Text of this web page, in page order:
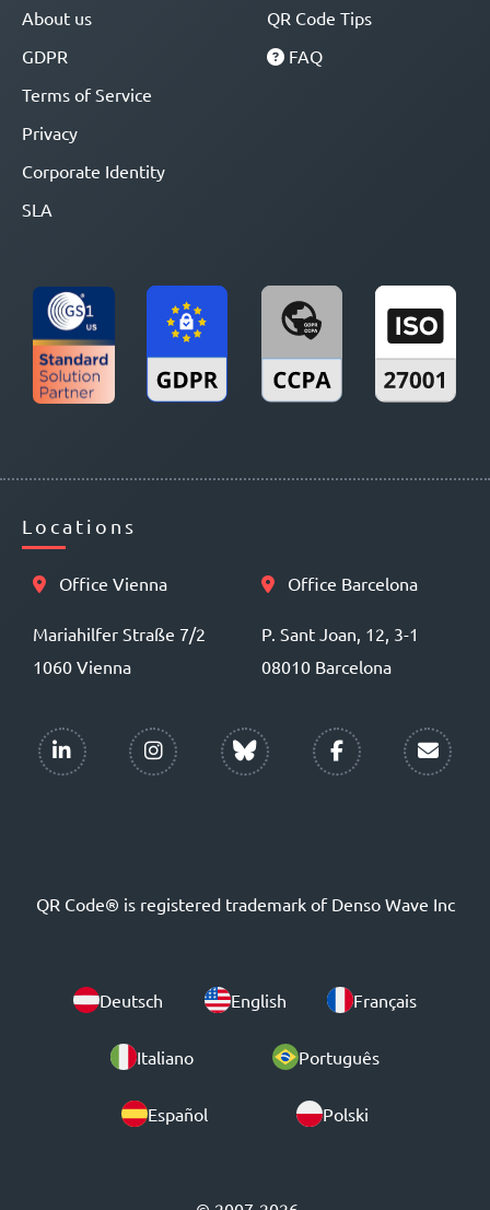
About us
GDPR
Terms of Service
Privacy
Corporate Identity
SLA
QR Code Tips
FAQ
Locations
Office Vienna
Mariahilfer Straße 7/2
1060 Vienna
Office Barcelona
P. Sant Joan, 12, 3-1
08010 Barcelona
QR Code® is registered trademark of Denso Wave Inc
Deutsch English Français
Italiano Português
Español Polski